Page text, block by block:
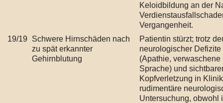
Keloidbildung an der
Vergangenheit.
19/19 Schwere Hirnschäden nach
zu spät erkannter
Gehirnblutung
Patientin stürzt; trotz
neurologischer Defizite
(Apathie, verwaschene
Sprache) und
Kopfverletzung in
rudimentäre
Untersuchung, obwohl